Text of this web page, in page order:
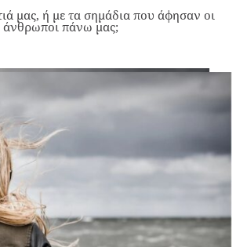
μας, ή με τα σημάδια που άφησαν οι
άνθρωποι πάνω μας;